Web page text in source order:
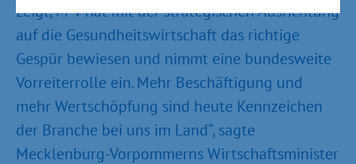
zeigt, M-V hat mit der strategischen Ausrichtung
auf die Gesundheitswirtschaft das richtige
Gespür bewiesen und nimmt eine bundesweite
Vorreiterrolle ein. Mehr Beschäftigung und
mehr Wertschöpfung sind heute Kennzeichen
der Branche bei uns im Land“, sagte
Mecklenburg-Vorpommerns Wirtschaftsminister